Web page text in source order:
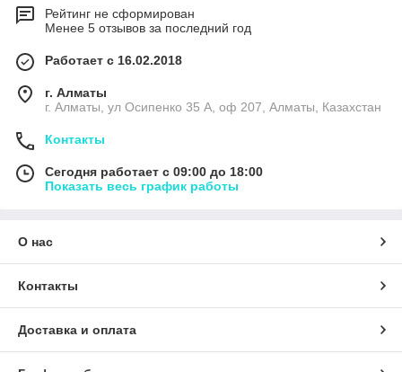
Рейтинг не сформирован
Менее 5 отзывов за последний год
Работает с 16.02.2018
г. Алматы
г. Алматы, ул Осипенко 35 А, оф 207, Алматы, Казахстан
Контакты
Сегодня работает с 09:00 до 18:00
Показать весь график работы
О нас
Контакты
Доставка и оплата